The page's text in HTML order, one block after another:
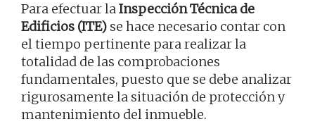
Para efectuar laInspección Técnica de
Edificios (ITE) se hace necesario contar con
el tiempo pertinente para realizar la
totalidad de las comprobaciones
fundamentales, puesto que se debe analizar
rigurosamente la situación de protección y
mantenimiento del inmueble.